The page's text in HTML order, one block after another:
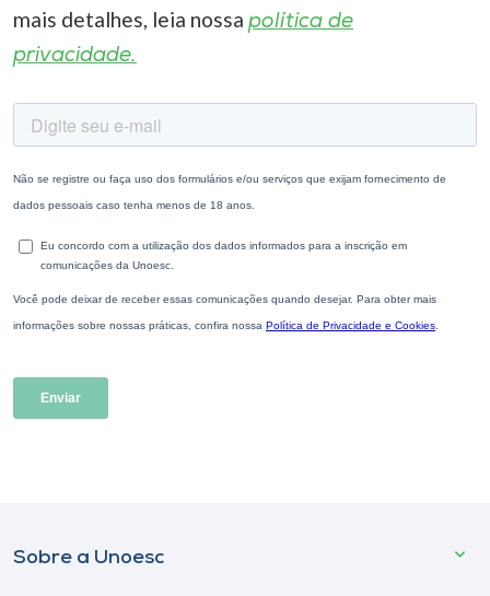
mais detalhes, leia nossa política de
privacidade.
Sobre a Unoesc